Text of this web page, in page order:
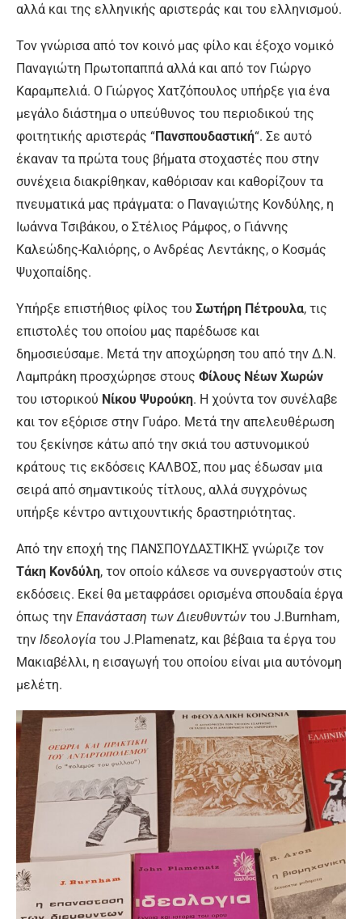
αλλά και της ελληνικής αριστεράς και του ελληνισμού.
Τον γνώρισα από τον κοινό μας φίλο και έξοχο νομικό
Παναγιώτη Πρωτοπαππά αλλά και από τον Γιώργο
Καραμπελιά. Ο Γιώργος Χατζόπουλος υπήρξε για ένα
μεγάλο διάστημα ο υπεύθυνος του περιοδικού της
φοιτητικής αριστεράς “Πανσπουδαστική“. Σε αυτό
έκαναν τα πρώτα τους βήματα στοχαστές που στην
συνέχεια διακρίθηκαν, καθόρισαν και καθορίζουν τα
πνευματικά μας πράγματα: ο Παναγιώτης Κονδύλης, η
Ιωάννα Τσιβάκου, ο Στέλιος Ράμφος, ο Γιάννης
Καλεώδης-Καλιόρης, ο Ανδρέας Λεντάκης, ο Κοσμάς
Ψυχοπαίδης.
Υπήρξε επιστήθιος φίλος του Σωτήρη Πέτρουλα, τις
επιστολές του οποίου μας παρέδωσε και
δημοσιεύσαμε. Μετά την αποχώρηση του από την Δ.Ν.
Λαμπράκη προσχώρησε στους Φίλους Νέων Χωρών
του ιστορικού Νίκου Ψυρούκη. Η χούντα τον συνέλαβε
και τον εξόρισε στην Γυάρο. Μετά την απελευθέρωση
του ξεκίνησε κάτω από την σκιά του αστυνομικού
κράτους τις εκδόσεις ΚΑΛΒΟΣ, που μας έδωσαν μια
σειρά από σημαντικούς τίτλους, αλλά συγχρόνως
υπήρξε κέντρο αντιχουντικής δραστηριότητας.
Από την εποχή της ΠΑΝΣΠΟΥΔΑΣΤΙΚΗΣ γνώριζε τον
Τάκη Κονδύλη, τον οποίο κάλεσε να συνεργαστούν στις
εκδόσεις. Εκεί θα μεταφράσει ορισμένα σπουδαία έργα
όπως την Επανάσταση των Διευθυντών του J.Burnham,
την Ιδεολογία του J.Plamenatz, και βέβαια τα έργα του
Μακιαβέλλι, η εισαγωγή του οποίου είναι μια αυτόνομη
μελέτη.